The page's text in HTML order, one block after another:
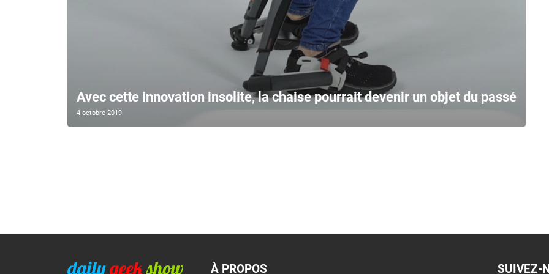
Avec cette innovation insolite, la chaise pourrait devenir un objet du passé
4 octobre 2019
À PROPOS SUIVEZ-